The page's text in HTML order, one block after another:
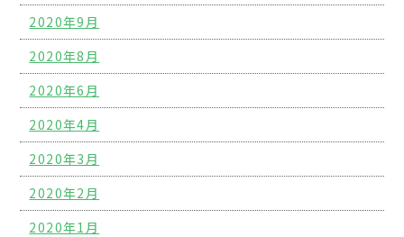
2020年9月
2020年8月
2020年6月
2020年4月
2020年3月
2020年2月
2020年1月